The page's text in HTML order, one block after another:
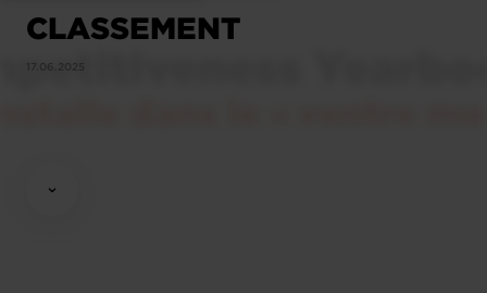
CLASSEMENT